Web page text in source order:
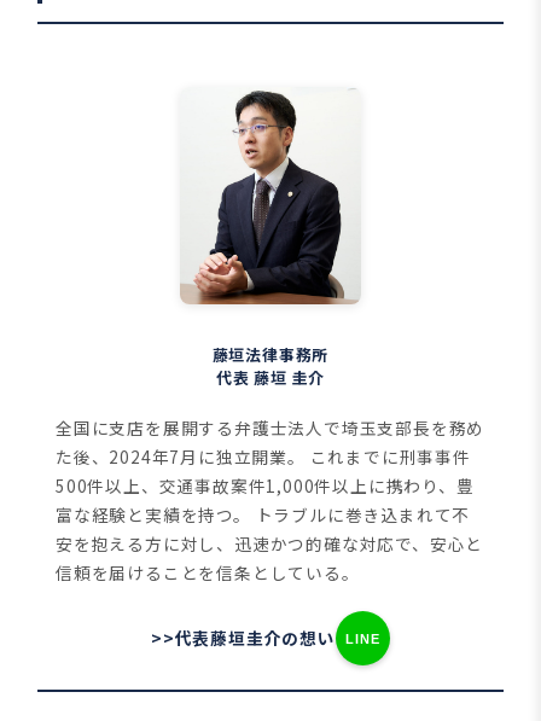
藤垣法律事務所
代表 藤垣 圭介
全国に支店を展開する弁護士法人で埼玉支部長を務め
た後、2024年7月に独立開業。
これまでに刑事事件
500件以上、交通事故案件1,000件以上に携わり、豊
富な経験と実績を持つ。
トラブルに巻き込まれて不
安を抱える方に対し、迅速かつ的確な対応で、安心と
信頼を届けることを信条としている。
>>代表藤垣圭介の想い LINE